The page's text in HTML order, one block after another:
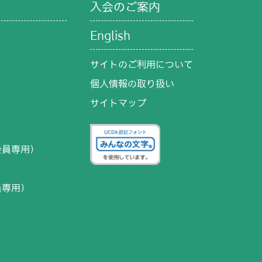
専用）
用）
入会のご案内
English
サイトのご利用について
個人情報の取り扱い
サイトマップ